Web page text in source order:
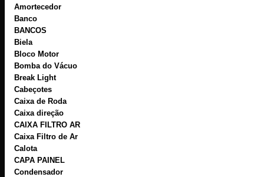
Amortecedor
Banco
BANCOS
Biela
Bloco Motor
Bomba do Vácuo
Break Light
Cabeçotes
Caixa de Roda
Caixa direção
CAIXA FILTRO AR
Caixa Filtro de Ar
Calota
CAPA PAINEL
Condensador